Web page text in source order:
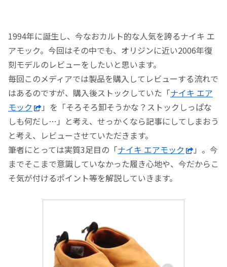
1994年に誕生し、今なおカルト的な人気を誇るナイキ エ
アモック。今回はその中でも、オリジンに近い2006年復
刻モデルのレビューをしたいと思います。
毎回このメディアでは製品を購入してレビューする流れで
はあるのですが、購入後ストックしていた「ナイキ エア
モック
」を「そろそろ卸そうかな？ストックしっぱな
しも何だし…」と考え、せっかくなら記事にしてしまおう
と考え、レビューさせていただきます。
筆者にとっては実質3足目の「ナイキ エアモック
」。今
までそこまで意識していなかった履き心地や、今だからこ
そ気が付けるポイント等を解説していきます。